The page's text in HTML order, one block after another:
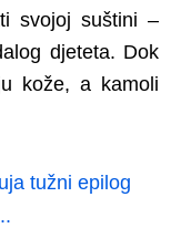
svojoj suštini –
djeteta. Dok
kože, a kamoli
tužni epilog